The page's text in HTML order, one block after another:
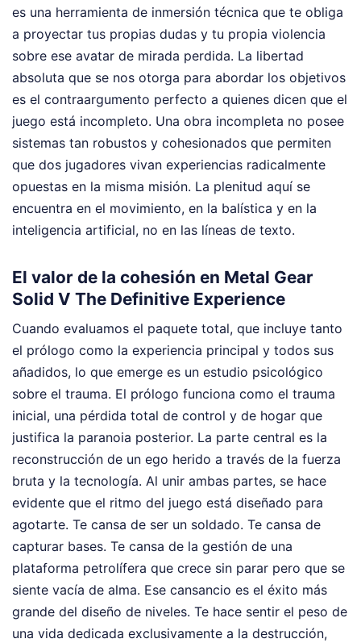
es una herramienta de inmersión técnica que te obliga
a proyectar tus propias dudas y tu propia violencia
sobre ese avatar de mirada perdida. La libertad
absoluta que se nos otorga para abordar los objetivos
es el contraargumento perfecto a quienes dicen que el
juego está incompleto. Una obra incompleta no posee
sistemas tan robustos y cohesionados que permiten
que dos jugadores vivan experiencias radicalmente
opuestas en la misma misión. La plenitud aquí se
encuentra en el movimiento, en la balística y en la
inteligencia artificial, no en las líneas de texto.
El valor de la cohesión en Metal Gear
Solid V The Definitive Experience
Cuando evaluamos el paquete total, que incluye tanto
el prólogo como la experiencia principal y todos sus
añadidos, lo que emerge es un estudio psicológico
sobre el trauma. El prólogo funciona como el trauma
inicial, una pérdida total de control y de hogar que
justifica la paranoia posterior. La parte central es la
reconstrucción de un ego herido a través de la fuerza
bruta y la tecnología. Al unir ambas partes, se hace
evidente que el ritmo del juego está diseñado para
agotarte. Te cansa de ser un soldado. Te cansa de
capturar bases. Te cansa de la gestión de una
plataforma petrolífera que crece sin parar pero que se
siente vacía de alma. Ese cansancio es el éxito más
grande del diseño de niveles. Te hace sentir el peso de
una vida dedicada exclusivamente a la destrucción,